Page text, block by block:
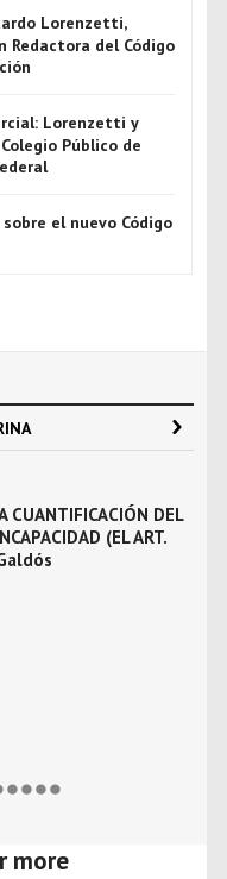
Lorenzetti,
Redactora del Código
Lorenzetti y
Público de
el nuevo Código
CUANTIFICACIÓN DEL
(EL ART.
more